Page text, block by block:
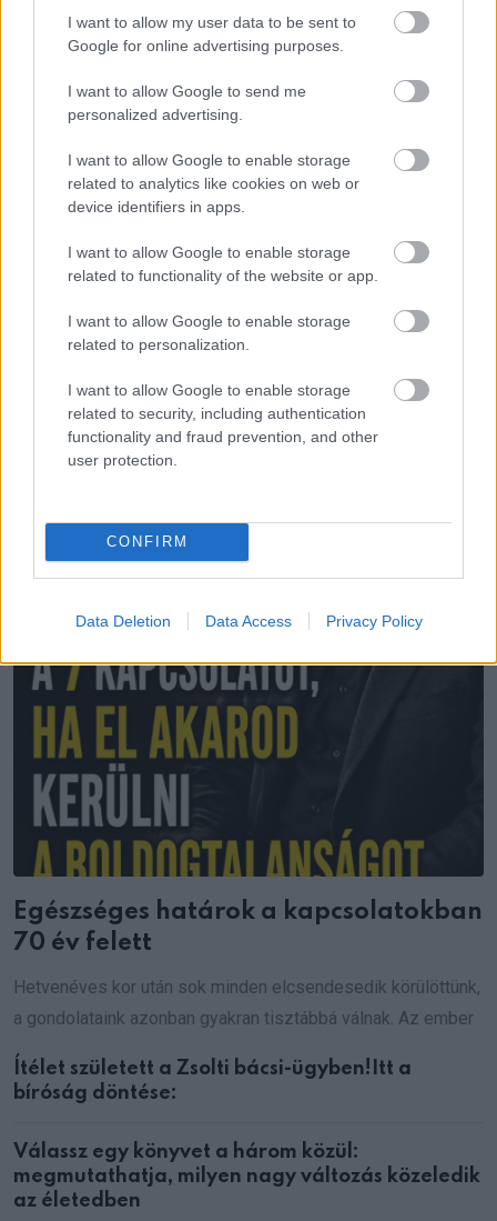
I want to allow my user data to be sent to
Google for online advertising purposes.
I want to allow Google to send me
personalized advertising.
I want to allow Google to enable storage
related to analytics like cookies on web or
device identifiers in apps.
I want to allow Google to enable storage
related to functionality of the website or app.
I want to allow Google to enable storage
related to personalization.
I want to allow Google to enable storage
related to security, including authentication
functionality and fraud prevention, and other
user protection.
CONFIRM
Data Deletion Data Access Privacy Policy
Ennek a 4 csillagjegynek a legnehezebb a
karmája
LEGÚJABB POSZTOK:
Egészséges határok a kapcsolatokban
70 év felett
Hetvenéves kor után sok minden elcsendesedik körülöttünk,
a gondolataink azonban gyakran tisztábbá válnak. Az ember
Ítélet született a Zsolti bácsi-ügyben!Itt a
bíróság döntése:
Válassz egy könyvet a három közül:
megmutathatja, milyen nagy változás közeledik
az életedben